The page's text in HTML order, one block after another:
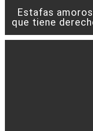
Estafas
que tiene